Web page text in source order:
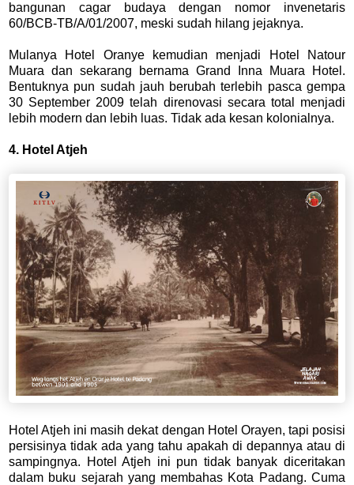
bangunan cagar budaya dengan nomor invenetaris
60/BCB-TB/A/01/2007, meski sudah hilang jejaknya.
Mulanya Hotel Oranye kemudian menjadi Hotel Natour
Muara dan sekarang bernama Grand Inna Muara Hotel.
Bentuknya pun sudah jauh berubah terlebih pasca gempa
30 September 2009 telah direnovasi secara total menjadi
lebih modern dan lebih luas. Tidak ada kesan kolonialnya.
4. Hotel Atjeh
Hotel Atjeh ini masih dekat dengan Hotel Orayen, tapi posisi
persisinya tidak ada yang tahu apakah di depannya atau di
sampingnya. Hotel Atjeh ini pun tidak banyak diceritakan
dalam buku sejarah yang membahas Kota Padang. Cuma